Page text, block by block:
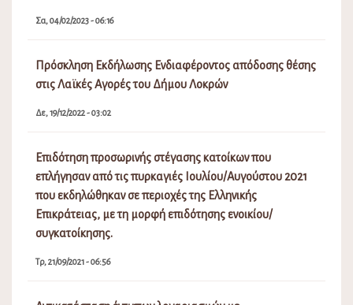
Σα, 04/02/2023 - 06:16
Πρόσκληση Εκδήλωσης Ενδιαφέροντος απόδοσης θέσης
στις Λαϊκές Αγορές του Δήμου Λοκρών
Δε, 19/12/2022 - 03:02
Επιδότηση προσωρινής στέγασης κατοίκων που
επλήγησαν από τις πυρκαγιές Ιουλίου/Αυγούστου 2021
που εκδηλώθηκαν σε περιοχές της Ελληνικής
Επικράτειας, με τη μορφή επιδότησης ενοικίου/
συγκατοίκησης.
Τρ, 21/09/2021 - 06:56